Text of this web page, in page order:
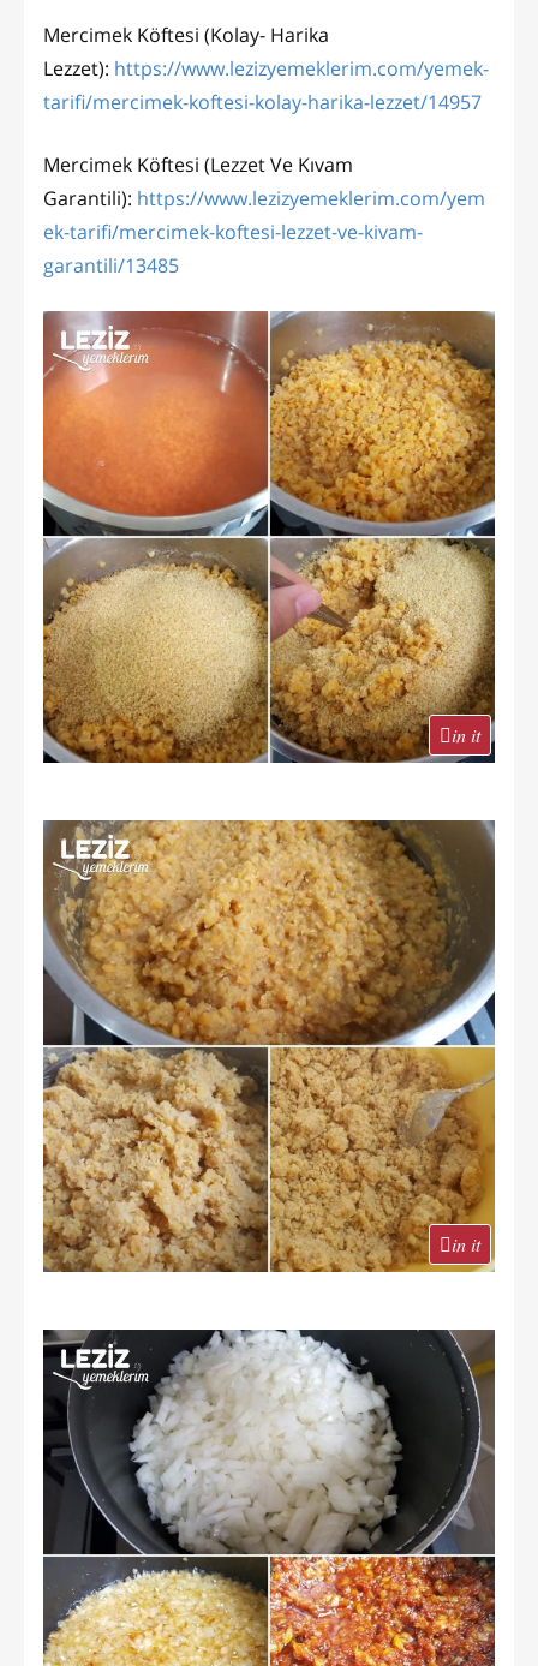
Mercimek Köftesi (Kolay- Harika
Lezzet): https://www.lezizyemeklerim.com/yemek-
tarifi/mercimek-koftesi-kolay-harika-lezzet/14957
Mercimek Köftesi (Lezzet Ve Kıvam
Garantili): https://www.lezizyemeklerim.com/yem
ek-tarifi/mercimek-koftesi-lezzet-ve-kivam-
garantili/13485
in it
in it